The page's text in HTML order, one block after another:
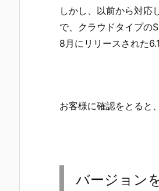
しかし、以前から対応
で、クラウドタイプの
8月にリリースされた
お客様に確認をとると
バージョン